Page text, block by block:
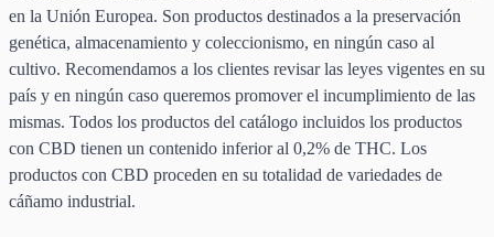
en la Unión Europea. Son productos destinados a la preservación
genética, almacenamiento y coleccionismo, en ningún caso al
cultivo. Recomendamos a los clientes revisar las leyes vigentes en su
país y en ningún caso queremos promover el incumplimiento de las
mismas. Todos los productos del catálogo incluidos los productos
con CBD tienen un contenido inferior al 0,2% de THC. Los
productos con CBD proceden en su totalidad de variedades de
cáñamo industrial.